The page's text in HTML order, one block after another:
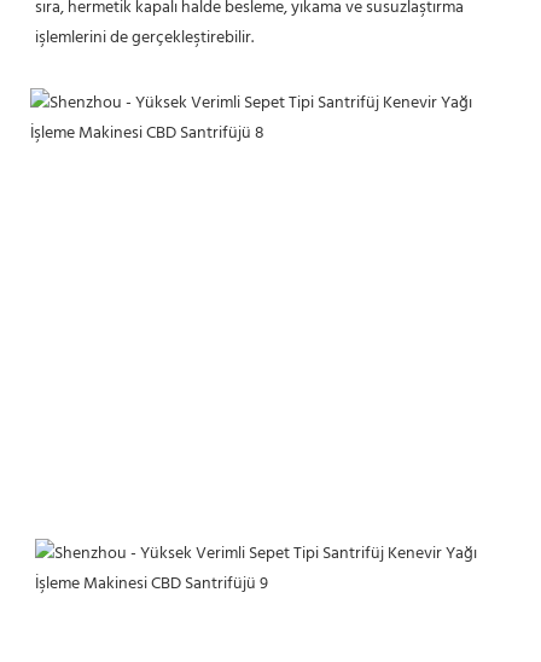
sıra, hermetik kapalı halde besleme, yıkama ve susuzlaştırma
işlemlerini de gerçekleştirebilir.